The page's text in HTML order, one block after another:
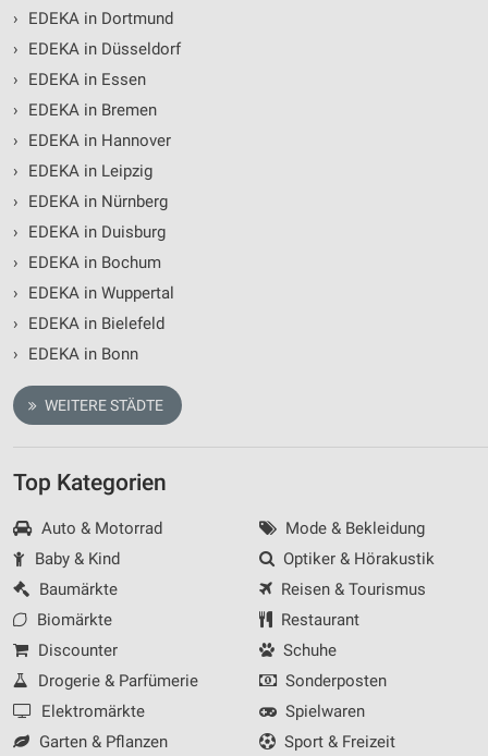
›
EDEKA in Dortmund
›
EDEKA in Düsseldorf
›
EDEKA in Essen
›
EDEKA in Bremen
›
EDEKA in Hannover
›
EDEKA in Leipzig
›
EDEKA in Nürnberg
›
EDEKA in Duisburg
›
EDEKA in Bochum
›
EDEKA in Wuppertal
›
EDEKA in Bielefeld
›
EDEKA in Bonn
WEITERE STÄDTE
Top Kategorien
Auto & Motorrad
Baby & Kind
Baumärkte
Biomärkte
Discounter
Drogerie & Parfümerie
Elektromärkte
Garten & Pflanzen
Mode & Bekleidung
Optiker & Hörakustik
Reisen & Tourismus
Restaurant
Schuhe
Sonderposten
Spielwaren
Sport & Freizeit